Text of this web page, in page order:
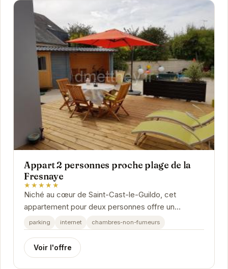
Appart 2 personnes proche plage de la
Fresnaye
★★★★★
Niché au cœur de Saint-Cast-le-Guildo, cet
appartement pour deux personnes offre un
emplacement privilégié à proximité de la plage de
la...
parking internet chambres-non-fumeurs
Voir l'offre